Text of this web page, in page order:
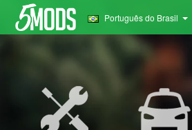
Português do Brasil